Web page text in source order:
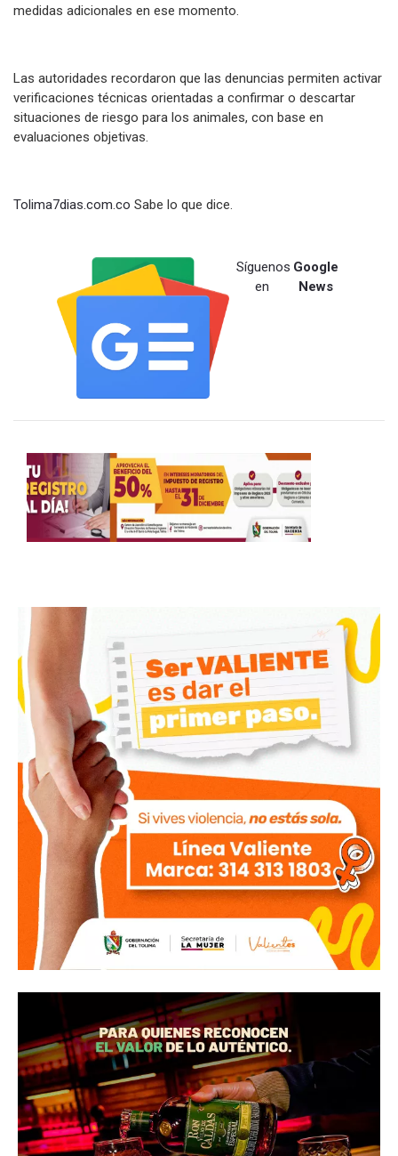
medidas adicionales en ese momento.
Las autoridades recordaron que las denuncias permiten activar
verificaciones técnicas orientadas a confirmar o descartar
situaciones de riesgo para los animales, con base en
evaluaciones objetivas.
Tolima7dias.com.co Sabe lo que dice.
Síguenos
en
Google
News